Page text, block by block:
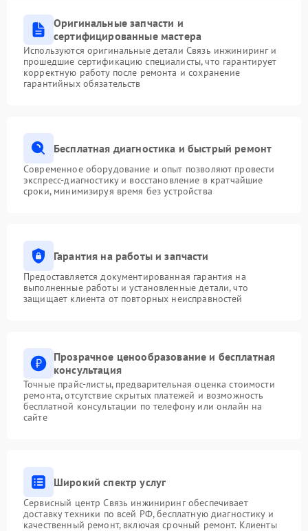
Оригинальные запчасти и
сертифицированные мастера
Используются оригинальные детали Связь инжиниринг и
прошедшие сертификацию специалисты, что гарантирует
корректную работу после ремонта и сохранение
гарантийных обязательств
Бесплатная диагностика и быстрый ремонт
Современное оборудование и опыт позволяют провести
экспресс-диагностику и восстановление в кратчайшие
сроки, минимизируя время без устройства
Гарантия на работы и запчасти
Предоставляется документированная гарантия на
выполненные работы и установленные детали, что
защищает клиента от повторных неисправностей
Прозрачное ценообразование и бесплатная
консультация
Точные прайс-листы, предварительная оценка стоимости
ремонта, отсутствие скрытых платежей и возможность
бесплатной консультации по телефону или онлайн на
сайте
Широкий спектр услуг
Сервисный центр Связь инжиниринг обеспечивает
доставку техники по всей РФ, бесплатную диагностику и
качественный ремонт, включая срочный ремонт. Клиенты